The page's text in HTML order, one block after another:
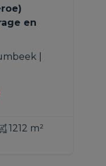
en
1212 m²